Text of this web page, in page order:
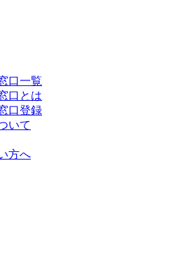
口一覧
口とは
口登録
いて
方へ